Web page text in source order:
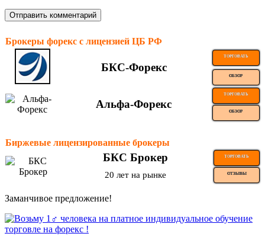
Брокеры форекс с лицензией ЦБ РФ
БКС-Форекс
ТОРГОВАТЬ
ОБЗОР
Альфа-Форекс
ТОРГОВАТЬ
ОБЗОР
Биржевые лицензированные брокеры
БКС Брокер ТОРГОВАТЬ
20 лет на рынке ОТЗЫВЫ
Заманчивое предложение!